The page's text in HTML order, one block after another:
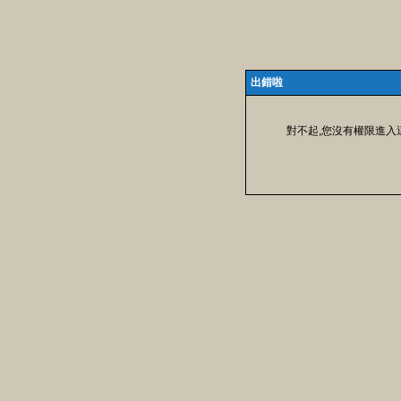
出錯啦
對不起,您沒有權限進入